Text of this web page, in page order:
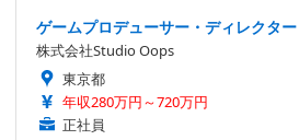
ゲームプロデューサー・ディレクタ
株式会社Studio Oops
東京都
年収280万円～720万円
正社員